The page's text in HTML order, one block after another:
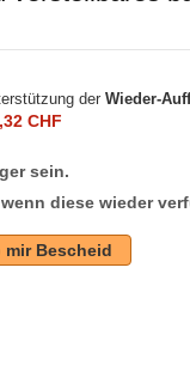
der Wieder-
CHF
sein.
diese wieder
mir Bescheid